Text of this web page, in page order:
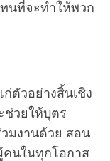
นที่จะทำให้พวก
ตัวอย่างสิ้นเชิง
ช่วยให้บุตร
มงานด้วย สอน
นในทุกโอกาส